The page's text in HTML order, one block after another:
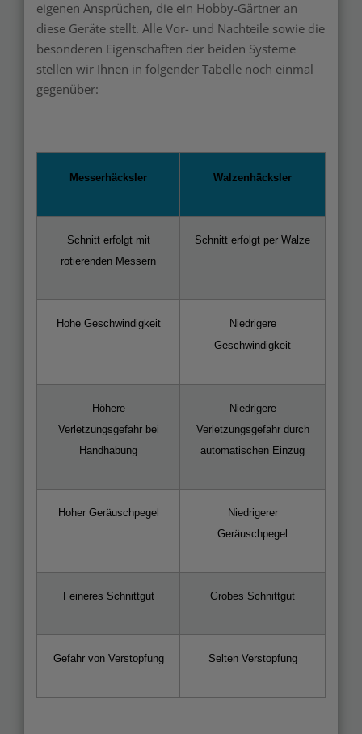
eigenen Ansprüchen, die ein Hobby-Gärtner an
diese Geräte stellt. Alle Vor- und Nachteile sowie die
besonderen Eigenschaften der beiden Systeme
stellen wir Ihnen in folgender Tabelle noch einmal
gegenüber:
Messerhäcksler Walzenhäcksler
Schnitt erfolgt mit
rotierenden Messern
Schnitt erfolgt per Walze
Hohe Geschwindigkeit
Niedrigere
Geschwindigkeit
Höhere
Verletzungsgefahr bei
Handhabung
Niedrigere
Verletzungsgefahr durch
automatischen Einzug
Hoher Geräuschpegel
Niedrigerer
Geräuschpegel
Feineres Schnittgut Grobes Schnittgut
Gefahr von Verstopfung Selten Verstopfung